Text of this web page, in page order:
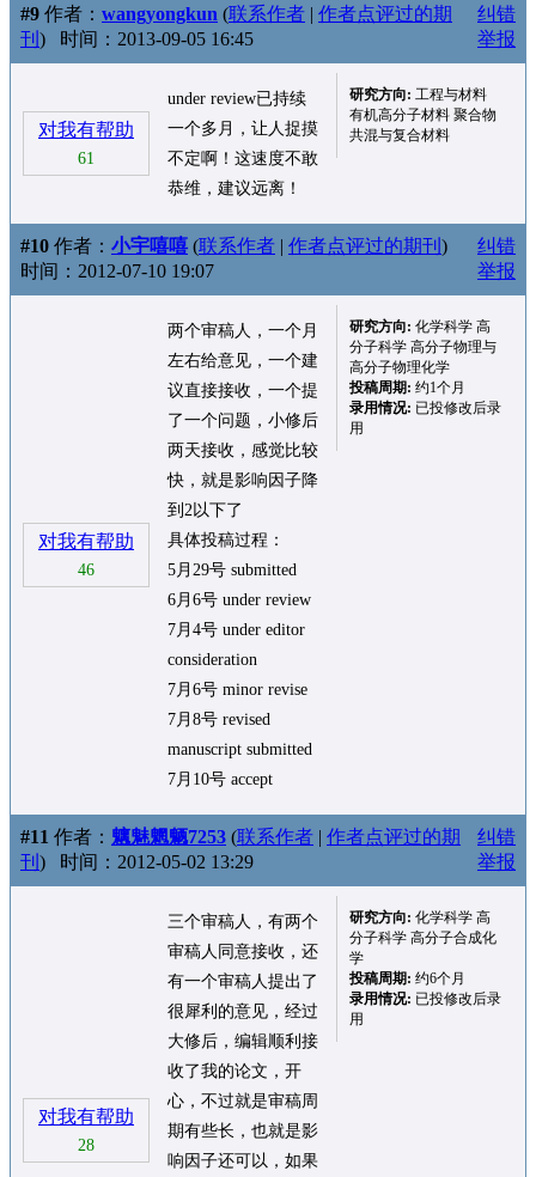
#9 作者： wangyongkun (联系作者 | 作者点评过的期
刊 ) 时间：2013-09-05 16:45
纠错
举报
对我有帮助
61
under review已持续
一个多月，让人捉摸
不定啊！这速度不敢
恭维，建议远离！
研究方向: 工程与材料
有机高分子材料 聚合物
共混与复合材料
#10 作者： 小宇嘻嘻 (联系作者 | 作者点评过的期刊 )
时间：2012-07-10 19:07
纠错
举报
对我有帮助
46
两个审稿人，一个月
左右给意见，一个建
议直接接收，一个提
了一个问题，小修后
两天接收，感觉比较
快，就是影响因子降
到2以下了
具体投稿过程：
5月29号 submitted
6月6号 under review
7月4号 under editor
consideration
7月6号 minor revise
7月8号 revised
manuscript submitted
7月10号 accept
研究方向: 化学科学 高
分子科学 高分子物理与
高分子物理化学
投稿周期: 约1个月
录用情况: 已投修改后录
用
#11 作者： 魑魅魍魉7253 (联系作者 | 作者点评过的期
刊 ) 时间：2012-05-02 13:29
纠错
举报
对我有帮助
28
三个审稿人，有两个
审稿人同意接收，还
有一个审稿人提出了
很犀利的意见，经过
大修后，编辑顺利接
收了我的论文，开
心，不过就是审稿周
期有些长，也就是影
响因子还可以，如果
研究方向: 化学科学 高
分子科学 高分子合成化
学
投稿周期: 约6个月
录用情况: 已投修改后录
用